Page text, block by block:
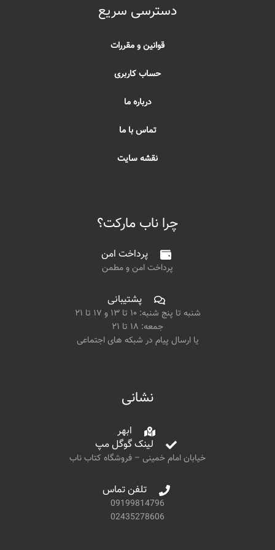
دسترسی سریع
قوانین و مقررات
حساب کاربری
درباره ما
تماس با ما
نقشه سایت
چرا ناب مارکت؟
پرداخت امن
پرداخت امن و مطمن
پشتیبانی
شنبه تا پنج شنبه: ۱۰ تا ۱۳ و ۱۷ تا ۲۱
جمعه: ۱۸ تا ۲۱
یا ارسال پیام در شبکه های اجتماعی
نشانی
ابهر
لینک گوگل مپ
خیابان امام خمینی – فروشگاه کتاب ناب
تلفن تماس
09199814796
02435278606